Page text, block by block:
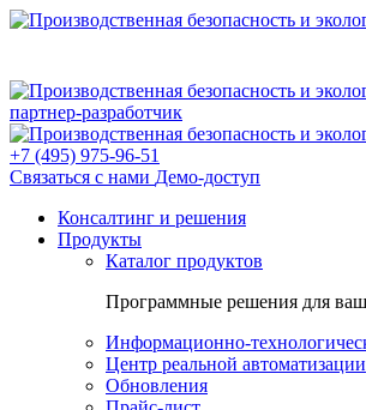
партнер-разработчик
+7 (495) 975-96-51
Связаться с нами Демо-доступ
Консалтинг и решения
Продукты
Каталог продуктов
Программные решения для
Информационно-
Центр реальной автоматизации
Обновления